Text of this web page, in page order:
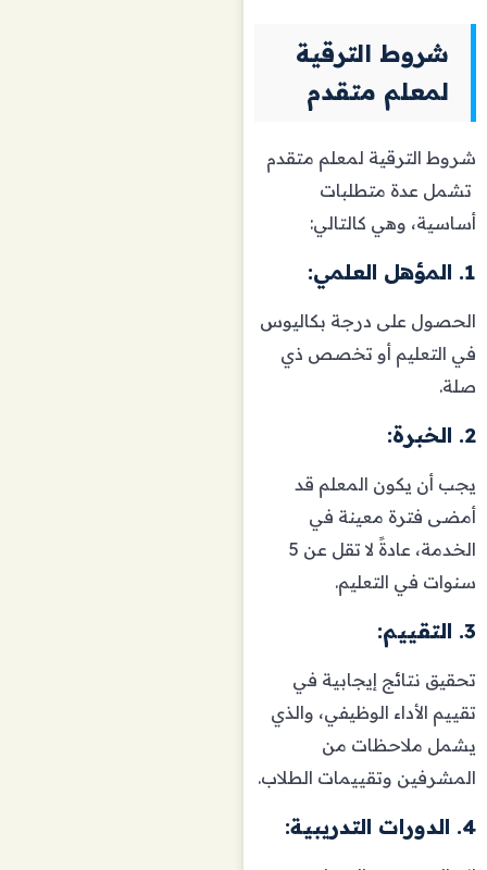
شروط الترقية
لمعلم متقدم
شروط الترقية لمعلم متقدم
تشمل عدة متطلبات
أساسية، وهي كالتالي:
1. المؤهل العلمي:
الحصول على درجة بكاليوس
في التعليم أو تخصص ذي
صلة.
2. الخبرة:
يجب أن يكون المعلم قد
أمضى فترة معينة في
الخدمة، عادةً لا تقل عن 5
سنوات في التعليم.
3. التقييم:
تحقيق نتائج إيجابية في
تقييم الأداء الوظيفي، والذي
يشمل ملاحظات من
المشرفين وتقييمات الطلاب.
4. الدورات التدريبية: